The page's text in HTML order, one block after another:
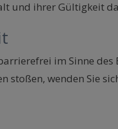
und ihrer Gültigkeit
im Sinne
stoßen, wenden Sie